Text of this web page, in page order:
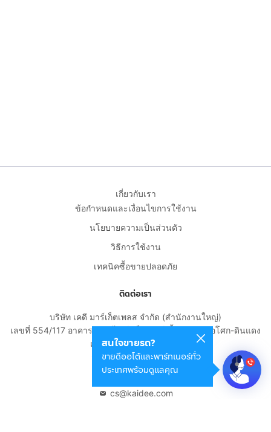
สนใจขายรถ?
ขายดีออโต้และพาร์ทเนอร์ทั่ว
ประเทศพร้อมดูแลคุณ
เกี่ยวกับเรา
ข้อกำหนดและเงื่อนไขการใช้งาน
นโยบายความเป็นส่วนตัว
วิธีการใช้งาน
เทคนิคซื้อขายปลอดภัย
ติดต่อเรา
บริษัท เคดี มาร์เก็ตเพลส จำกัด (สำนักงานใหญ่)
เลขที่ 554/117 อาคารสกายไนน์ เซ็นเตอร์ ชั้น 22 ถนนอโศก-ดินแดง
แขวงดินแดง เขตดินแดง
กรุงเทพมหานคร 10400
cs@kaidee.com